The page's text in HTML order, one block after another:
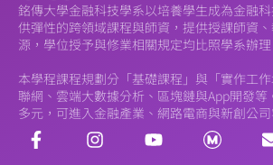
銘傳大學金融科技學系以培養學生成為金融
供彈性的跨領域課程與師資，提供授課師資
源，學位授予與修業相關規定均比照學系辦理
本學程課程規劃分「基礎課程」與「實作工
聯網、雲端大數據分析、區塊鏈與App開發等
多元，可進入金融產業、網路電商與新創公司